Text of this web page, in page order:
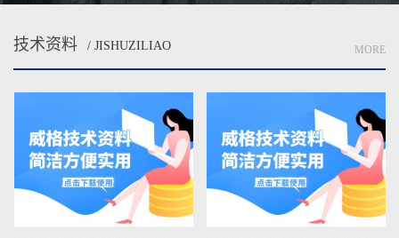
技术资料 / JISHUZILIAO MORE